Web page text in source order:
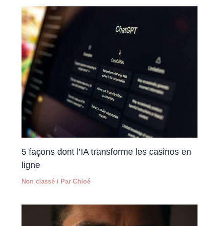
5 façons dont l’IA transforme les casinos en
ligne
Non classé / ParChloé